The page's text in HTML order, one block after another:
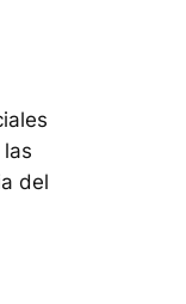
del